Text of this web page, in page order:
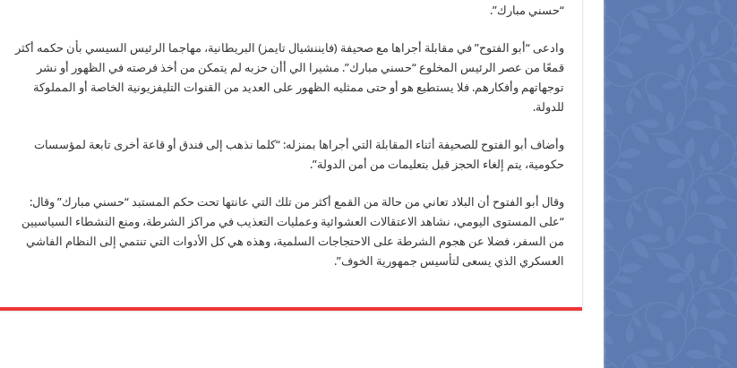
“حسني مبارك”.
وادعى “أبو الفتوح” في مقابلة أجراها مع صحيفة (فايننشيال تايمز) البريطانية، مهاجما الرئيس السيسي بأن حكمه أكثر
قمعًا من عصر الرئيس المخلوع “حسني مبارك”. مشيرا الي أأن حزبه لم يتمكن من أخذ فرصته في الظهور أو نشر
توجهاتهم وأفكارهم. فلا يستطيع هو أو حتى ممثليه الظهور على العديد من القنوات التليفزيونية الخاصة أو المملوكة
للدولة.
وأضاف أبو الفتوح للصحيفة أثناء المقابلة التي أجراها بمنزله: “كلما نذهب إلى فندق أو قاعة أخرى تابعة لمؤسسات
حكومية، يتم إلغاء الحجز قبل بتعليمات من أمن الدولة”.
وقال أبو الفتوح أن البلاد تعاني من حالة من القمع أكثر من تلك التي عانتها تحت حكم المستبد “حسني مبارك” وقال:
“على المستوى اليومي، نشاهد الاعتقالات العشوائية وعمليات التعذيب في مراكز الشرطة، ومنع النشطاء السياسيين
من السفر، فضلا عن هجوم الشرطة على الاحتجاجات السلمية، وهذه هي كل الأدوات التي تنتمي إلى النظام الفاشي
العسكري الذي يسعى لتأسيس جمهورية الخوف”.